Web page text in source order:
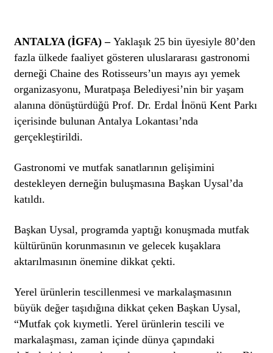
ANTALYA (İGFA) –Yaklaşık 25 bin üyesiyle 80’den
fazla ülkede faaliyet gösteren uluslararası gastronomi
derneği Chaine des Rotisseurs’un mayıs ayı yemek
organizasyonu, Muratpaşa Belediyesi’nin bir yaşam
alanına dönüştürdüğü Prof. Dr. Erdal İnönü Kent Parkı
içerisinde bulunan Antalya Lokantası’nda
gerçekleştirildi.
Gastronomi ve mutfak sanatlarının gelişimini
destekleyen derneğin buluşmasına Başkan Uysal’da
katıldı.
Başkan Uysal, programda yaptığı konuşmada mutfak
kültürünün korunmasının ve gelecek kuşaklara
aktarılmasının önemine dikkat çekti.
Yerel ürünlerin tescillenmesi ve markalaşmasının
büyük değer taşıdığına dikkat çeken Başkan Uysal,
“Mutfak çok kıymetli. Yerel ürünlerin tescili ve
markalaşması, zaman içinde dünya çapındaki